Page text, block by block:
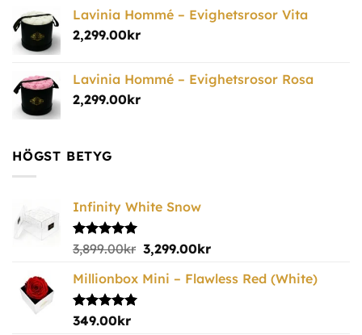
Lavinia Hommé – Evighetsrosor Vita
2,299.00kr
Lavinia Hommé – Evighetsrosor Rosa
2,299.00kr
HÖGST BETYG
Infinity White Snow
Betygsatt
5.00
3,899.00kr 3,299.00kr
Millionbox Mini – Flawless Red (White)
Betygsatt
349.00kr